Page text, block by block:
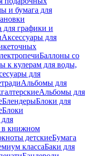
и бумага для
для графики и
Аксессуары для
Баллоны со
к кулерам для воды,
для
Альбомы для
Альбомы для
БлендерыБлоки для
Блоки
в книжном
детскиеБумага
классаБаки для